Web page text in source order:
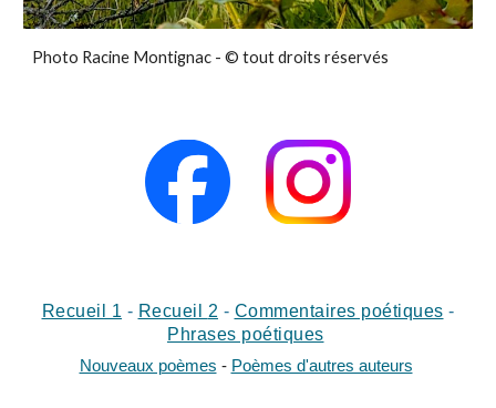
Photo Racine Montignac - © tout droits réservés
Recueil 1 - Recueil 2 - Commentaires poétiques -
Phrases poétiques
Nouveaux poèmes - Poèmes d'autres auteurs